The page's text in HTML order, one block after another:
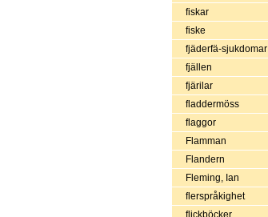
fiskar
fiske
fjäderfä-sjukdomar
fjällen
fjärilar
fladdermöss
flaggor
Flamman
Flandern
Fleming, Ian
flerspråkighet
flickböcker